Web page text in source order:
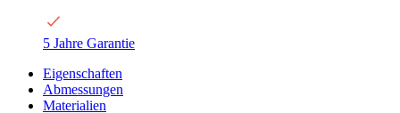
5 Jahre Garantie
Eigenschaften
Abmessungen
Materialien